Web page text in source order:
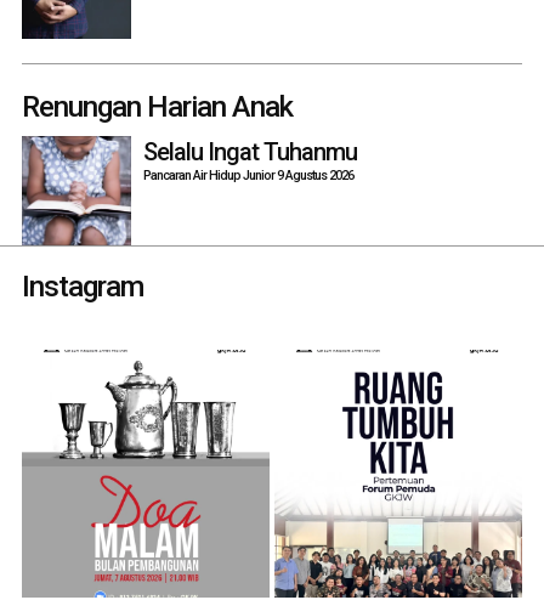
Renungan Harian Anak
Selalu Ingat Tuhanmu
Pancaran Air Hidup Junior 9 Agustus 2026
Instagram